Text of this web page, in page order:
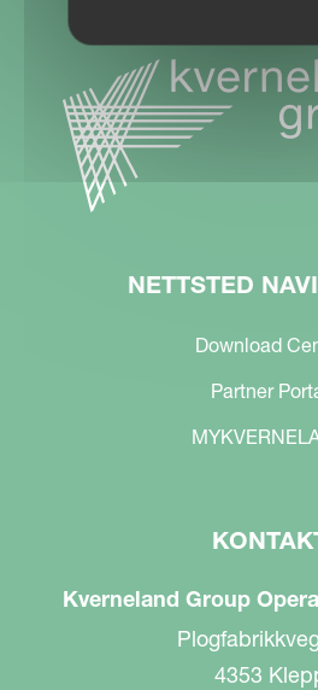
NETTSTED
Download
Partner
Kverneland Group
4353